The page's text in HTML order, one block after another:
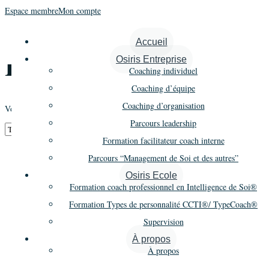
Espace membreMon compte
Accueil
Osiris Entreprise
Coaching individuel
Coaching d’équipe
Coaching d’organisation
Parcours leadership
Formation facilitateur coach interne
Parcours “Management de Soi et des autres”
Osiris Ecole
Formation coach professionnel en Intelligence de Soi®
Formation Types de personnalité CCTI®/ TypeCoach®
Supervision
À propos
À propos
Licence TypeCoach
Voici le seul résultat
Licence Vérificateur
TypeCoach